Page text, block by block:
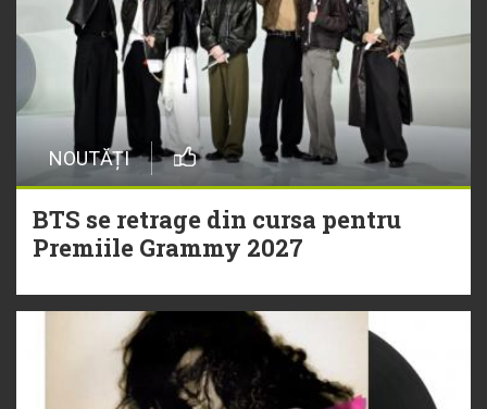
NOUTĂȚI
BTS se retrage din cursa pentru
Premiile Grammy 2027